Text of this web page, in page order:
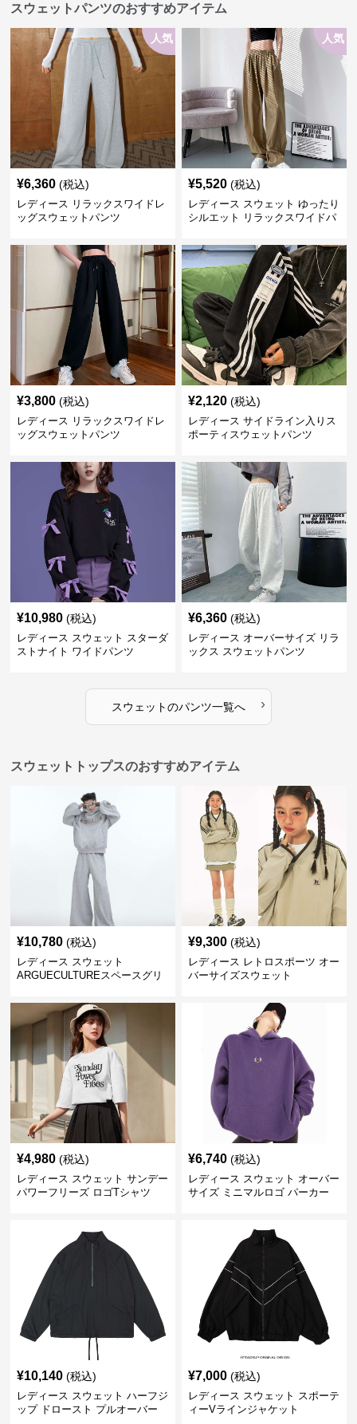
スウェットパンツのおすすめアイテム
人気
¥6,360 (税込)
レディース リラックスワイドレ
ッグスウェットパンツ
人気
¥5,520 (税込)
レディース スウェット ゆったり
シルエット リラックスワイドパ
¥3,800 (税込)
レディース リラックスワイドレ
ッグスウェットパンツ
¥2,120 (税込)
レディース サイドライン入りス
ポーティスウェットパンツ
¥10,980 (税込)
レディース スウェット スターダ
ストナイト ワイドパンツ
¥6,360 (税込)
レディース オーバーサイズ リラ
ックス スウェットパンツ
スウェットのパンツ一覧へ ›
スウェットトップスのおすすめアイテム
¥10,780 (税込)
レディース スウェット
ARGUECULTUREスペースグリ
¥9,300 (税込)
レディース レトロスポーツ オー
バーサイズスウェット
¥4,980 (税込)
レディース スウェット サンデー
パワーフリーズ ロゴTシャツ
¥6,740 (税込)
レディース スウェット オーバー
サイズ ミニマルロゴ パーカー
¥10,140 (税込)
レディース スウェット ハーフジ
ップ ドロースト プルオーバー
¥7,000 (税込)
レディース スウェット スポーテ
ィーVラインジャケット